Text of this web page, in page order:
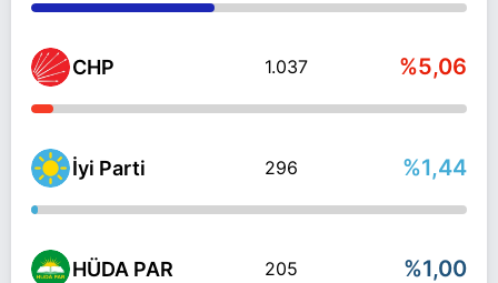
CHP 1.037 %5,06
İyi Parti 296 %1,44
HÜDA PAR 205 %1,00